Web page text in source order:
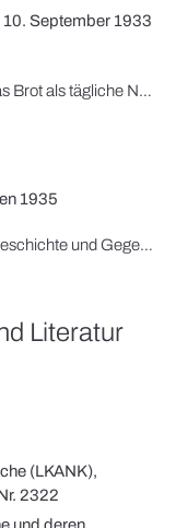
10. September 1933
"Wie wertvoll und unentbehrlich das Brot als tägliche Nahrung für uns ist, lehren uns am besten Zeiten der Not, in denen es an Brot mangelt. […] Das lehrt uns in der neuesten Zeit der deutschen Erhebung: der Kampf des Nationalsozialismus um Arbeit und Brot. […] Kein geringerer als unser großer Volkskanzler Adolf Hitler hat in seiner Kulturrede auf dem Parteikongress in Nürnberg vor etwa 10 Tagen die Worte gesprochen: 'Der Mensch, der zur Befriedigung und Ausfüllung seines Lebens nichts benötigt als Essen und Trinken, hat nie Verständnis besessen für den, der lieber am täglichen Brote kargt, um den Hunger seiner Seele und den Hunger seines Geistes zu stillen.' Hier wird mit gleicher Deutlichkeit gesagt, daß Leben weit mehr bedeutet als nur die tägliche Sorge um die leibliche Nahrung und die Pflege des leiblichen Wohls, nämlich auch, und zwar in erster Linie: Kampf, um den Hunger der Seele zu stillen. In geradezu einzigartiger Weise ist dieser Gedanke enthalten in unserem Wort, wenn es von der Person des Heilandes als dem Brot redet."
1935
"Herstellung der Verbindung mit Geschichte und Gegenwart. / a) Herausarbeitung der Tatsache, dass nicht nur […] Paulus persönliche Freiheit und das Leben einzusetzen bereit ist, sondern auch viele Christenmenschen nach ihm. Beispiele dafür: / 1. Die Märtyrer der alten Kirche (etwa Polykarp v. Smyrna) / 2. Märtyrer der Reformationszeit (Heinrich von Zütphen) / 3. Aus dem baltischen Märtyrerkampf (Pfarrer Hahn) / 4. Als Analogie aus dem politischen Leben der Kampf des Nationalsozialismus: Hitlers Weg über Verfolgung, Gefangenschaft und Blutopfer zum Sieg der Idee. / b) Herausstellung der Motive. Für den Weg Hitlers mit unserem Volk: der Glaube an die Idee des Nationalsozialismus und ihre Verkörperung im Führer. – Für den Märtyrerkampf: der Glaube an Jesus Christus […]. Wie der Führer uns durch seine Kämpfer zu einem Volk machte, so baut auch Gott durch Menschen und deren Einsatzbereitschaft seine Kirche."
Literatur
(LKANK),
2322